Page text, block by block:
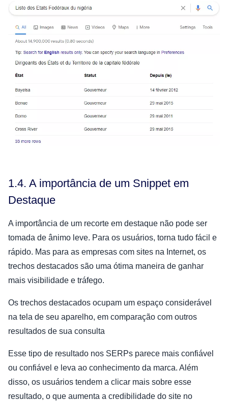
1.4. A importância de um Snippet em
Destaque
A importância de um recorte em destaque não pode ser
tomada de ânimo leve. Para os usuários, torna tudo fácil e
rápido. Mas para as empresas com sites na Internet, os
trechos destacados são uma ótima maneira de ganhar
mais visibilidade e tráfego.
Os trechos destacados ocupam um espaço considerável
na tela de seu aparelho, em comparação com outros
resultados de sua consulta
Esse tipo de resultado nos SERPs parece mais confiável
ou confiável e leva ao conhecimento da marca. Além
disso, os usuários tendem a clicar mais sobre esse
resultado, o que aumenta a credibilidade do site no